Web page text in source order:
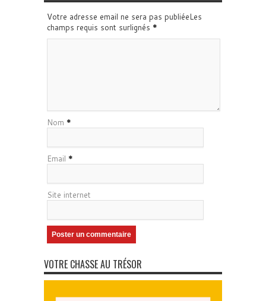
Votre adresse email ne sera pas publiéeLes
champs requis sont surlignés *
Nom *
Email *
Site internet
VOTRE CHASSE AU TRÉSOR